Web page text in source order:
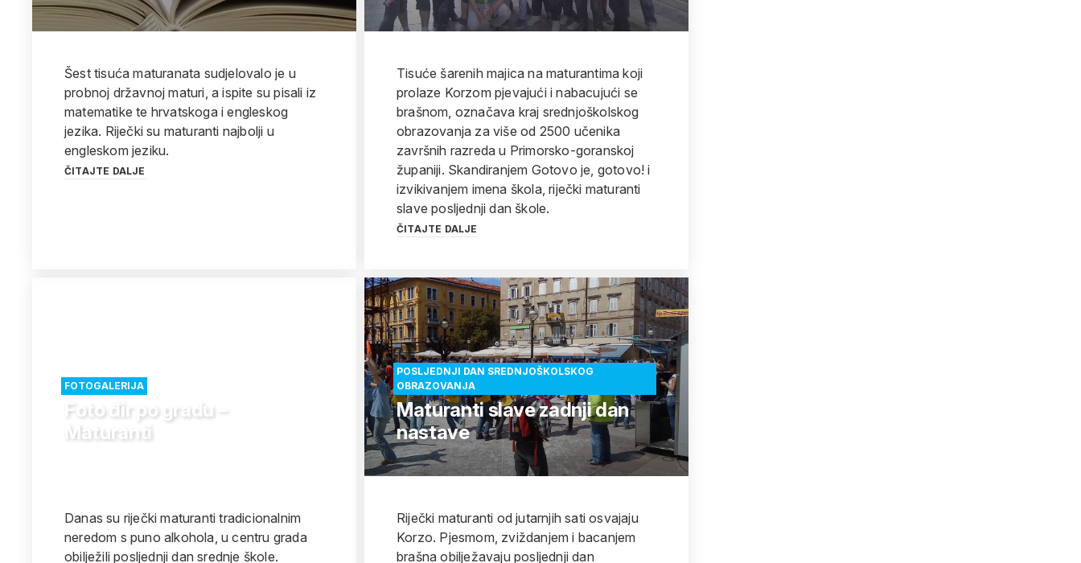
Šest tisuća maturanata sudjelovalo je u
probnoj državnoj maturi, a ispite su pisali iz
matematike te hrvatskoga i engleskog
jezika. Riječki su maturanti najbolji u
engleskom jeziku.
ČITAJTE DALJE
Tisuće šarenih majica na maturantima koji
prolaze Korzom pjevajući i nabacujući se
brašnom, označava kraj srednjoškolskog
obrazovanja za više od 2500 učenika
završnih razreda u Primorsko-goranskoj
županiji. Skandiranjem Gotovo je, gotovo! i
izvikivanjem imena škola, riječki maturanti
slave posljednji dan škole.
ČITAJTE DALJE
FOTOGALERIJA
Foto đir po gradu –
Maturanti
Danas su riječki maturanti tradicionalnim
neredom s puno alkohola, u centru grada
obilježili posljednji dan srednje škole.
POSLJEDNJI DAN SREDNJOŠKOLSKOG
OBRAZOVANJA
Maturanti slave zadnji dan
nastave
Riječki maturanti od jutarnjih sati osvajaju
Korzo. Pjesmom, zviždanjem i bacanjem
brašna obilježavaju posljednji dan